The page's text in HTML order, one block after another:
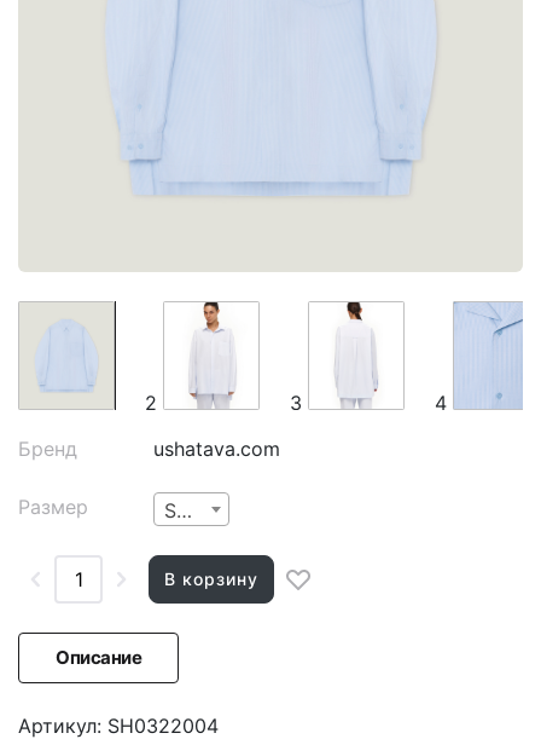
2 3
4
Бренд
ushatava.com
Размер Small
В корзину
Описание
Артикул: SH0322004